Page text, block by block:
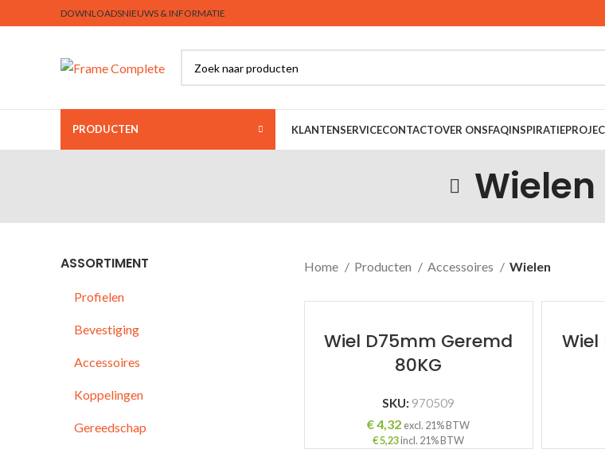
DOWNLOADSNIEUWS & INFORMATIE
PRODUCTEN KLANTENSERVICECONTACTOVER ONSFAQINSPIRATIE
Wielen
ASSORTIMENT
Profielen
Bevestiging
Accessoires
Koppelingen
Gereedschap
Home Producten Accessoires Wielen
Wiel D75mm Geremd
80KG
SKU: 970509
€4,32 excl. 21% BTW
€5,23incl. 21% BTW